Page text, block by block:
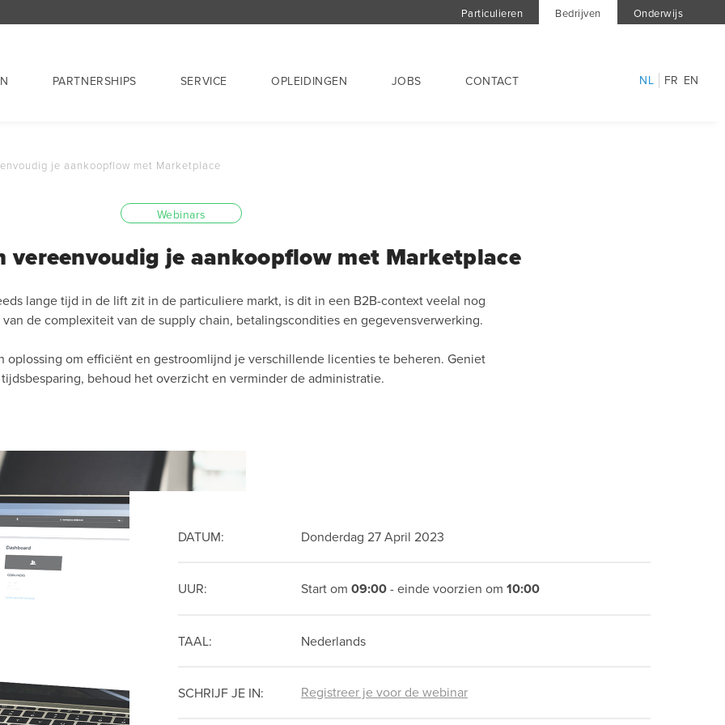
Particulieren Bedrijven Onderwijs
PARTNERSHIPS SERVICE OPLEIDINGEN JOBS CONTACT NL FR EN
je aankoopflow met Marketplace
Webinars
vereenvoudig je aankoopflow met Marketplace
lange tijd in de lift zit in de particuliere markt, is dit in een B2B-context veelal nog
de complexiteit van de supply chain, betalingscondities en gegevensverwerking.
oplossing om efficiënt en gestroomlijnd je verschillende licenties te beheren. Geniet
behoud het overzicht en verminder de administratie.
DATUM: Donderdag 27 April 2023
UUR: Start om 09:00- einde voorzien om 10:00
TAAL: Nederlands
SCHRIJF JE IN: Registreer je voor de webinar